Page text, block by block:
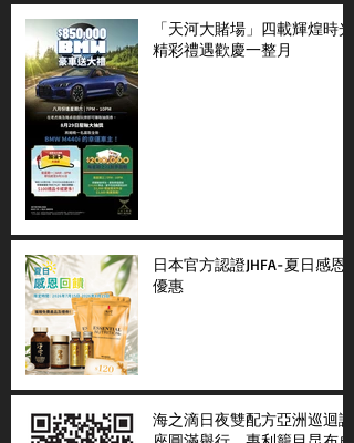
「天河大賭場」四載輝煌時光
精彩禮遇歡慶一整月
日本官方認證JHFA-夏日感恩
優惠
海之滴日夜雙配方亞洲巡迴講